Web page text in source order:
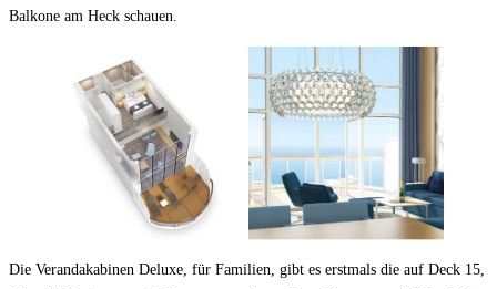
Balkone am Heck schauen.
Die Verandakabinen Deluxe, für Familien, gibt es erstmals die auf Deck 15,